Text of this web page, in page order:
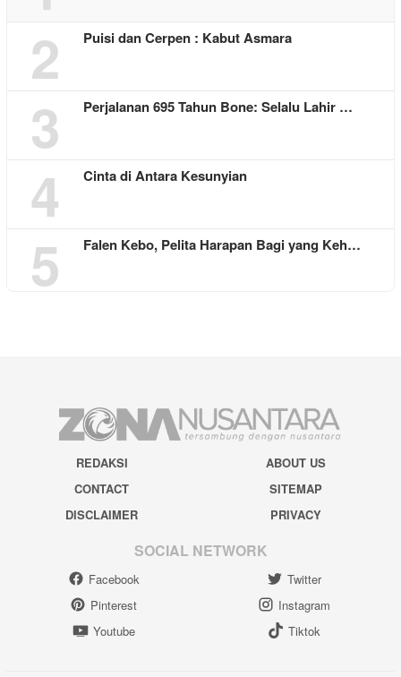
2 Puisi dan Cerpen : Kabut Asmara
3 Perjalanan 695 Tahun Bone: Selalu Lahir …
4 Cinta di Antara Kesunyian
5 Falen Kebo, Pelita Harapan Bagi yang Keh…
REDAKSI
ABOUT US
CONTACT
SITEMAP
DISCLAIMER
PRIVACY
SOCIAL NETWORK
Facebook
Twitter
Pinterest
Instagram
Youtube
Tiktok